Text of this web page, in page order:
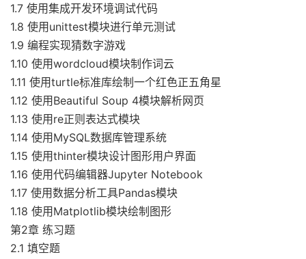
1.7 使用集成开发环境调试代码
1.8 使用unittest模块进行单元测试
1.9 编程实现猜数字游戏
1.10 使用wordcloud模块制作词云
1.11 使用turtle标准库绘制一个红色正五角星
1.12 使用Beautiful Soup 4模块解析网页
1.13 使用re正则表达式模块
1.14 使用MySQL数据库管理系统
1.15 使用thinter模块设计图形用户界面
1.16 使用代码编辑器Jupyter Notebook
1.17 使用数据分析工具Pandas模块
1.18 使用Matplotlib模块绘制图形
第2章 练习题
2.1 填空题